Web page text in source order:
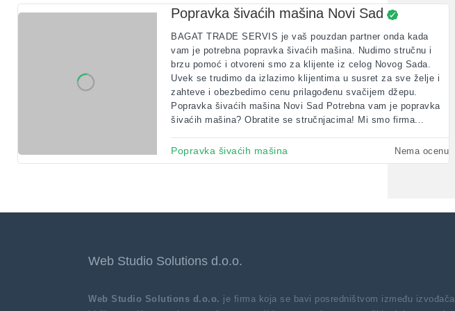
Popravka šivaćih mašina Novi Sad
BAGAT TRADE SERVIS je vaš pouzdan partner onda kada
vam je potrebna popravka šivaćih mašina. Nudimo stručnu i
brzu pomoć i otvoreni smo za klijente iz celog Novog Sada.
Uvek se trudimo da izlazimo klijentima u susret za sve želje i
zahteve i obezbedimo cenu prilagođenu svačijem džepu.
Popravka šivaćih mašina Novi Sad Potrebna vam je popravka
šivaćih mašina? Obratite se stručnjacima! Mi smo firma...
Popravka šivaćih mašina Nema ocenu
Web Studio Solutions d.o.o.
Web Studio Solutions d.o.o. je firma koja se bavi posredništvom između izvođača